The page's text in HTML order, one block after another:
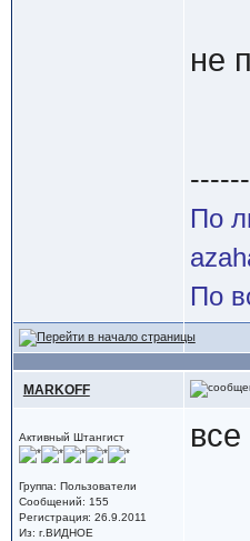
не
По
По
MARKOFF
Активный Штангист
Группа: Пользователи
Сообщений: 155
Регистрация: 26.9.2011
Из: г.ВИДНОЕ